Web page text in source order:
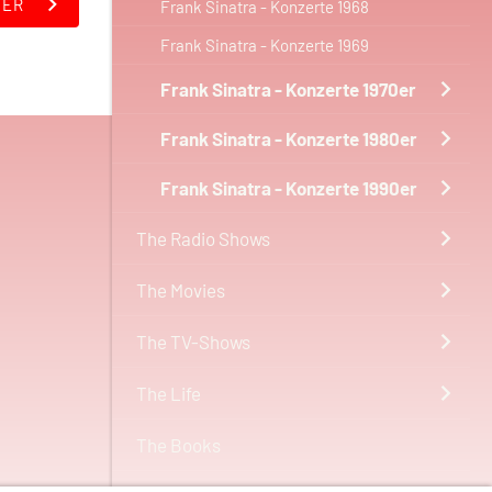
Frank Sinatra - Konzerte 1968
Frank Sinatra - Konzerte 1969
Frank Sinatra - Konzerte 1970er
Frank Sinatra - Konzerte 1980er
Frank Sinatra - Konzerte 1990er
The Radio Shows
The Movies
The TV-Shows
The Life
The Books